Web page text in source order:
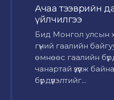
Ачаа тээврийн
үйлчилгээ
Бид Монгол улсын
гүний гаалийн
өмнөөс гаалийн
чанартай үзүүлж
бүрдүүлэлтийг...